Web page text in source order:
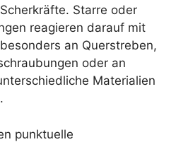
Starre oder
reagieren darauf mit
an Querstreben,
oder an
Materialien
punktuelle